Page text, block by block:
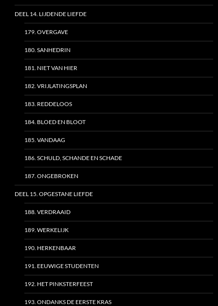
DEEL 14. LIJDENDE LIEFDE
179. OVERGAVE
180. SANHEDRIN
181. NIET VAN HIER
182. VRIJLATINGSPLAN
183. REDDELOOS
184. BLOED EN BLOOT
185. VANDAAG
186. SCHULD, SCHANDE EN SCHADE
187. ONGEBROKEN
DEEL 15. OPGESTANE LIEFDE
188. VERDRAAID
189. WERKELIJK
190. HERKENBAAR
191. EEUWIGE STUDENTEN
192. HET PINKSTERFEEST
193. ONDANKS DE EERSTE KRAS